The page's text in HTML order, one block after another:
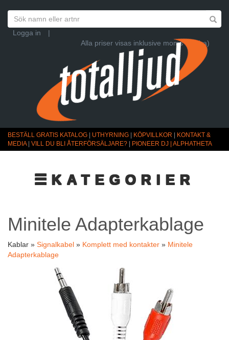
Logga in
|
Alla priser visas inklusive moms (Ändra)
BESTÄLL GRATIS KATALOG UTHYRNING KÖPVILLKOR
KONTAKT &
MEDIA| VILL DU BLI ÅTERFÖRSÄLJARE? PIONEER DJ | ALPHATHETA
☰KATEGORIER
Minitele Adapterkablage
Kablar » Signalkabel » Komplett med kontakter » Minitele
Adapterkablage